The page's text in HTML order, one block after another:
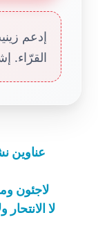
إدعم
القرّاء.
لاجئون
لا